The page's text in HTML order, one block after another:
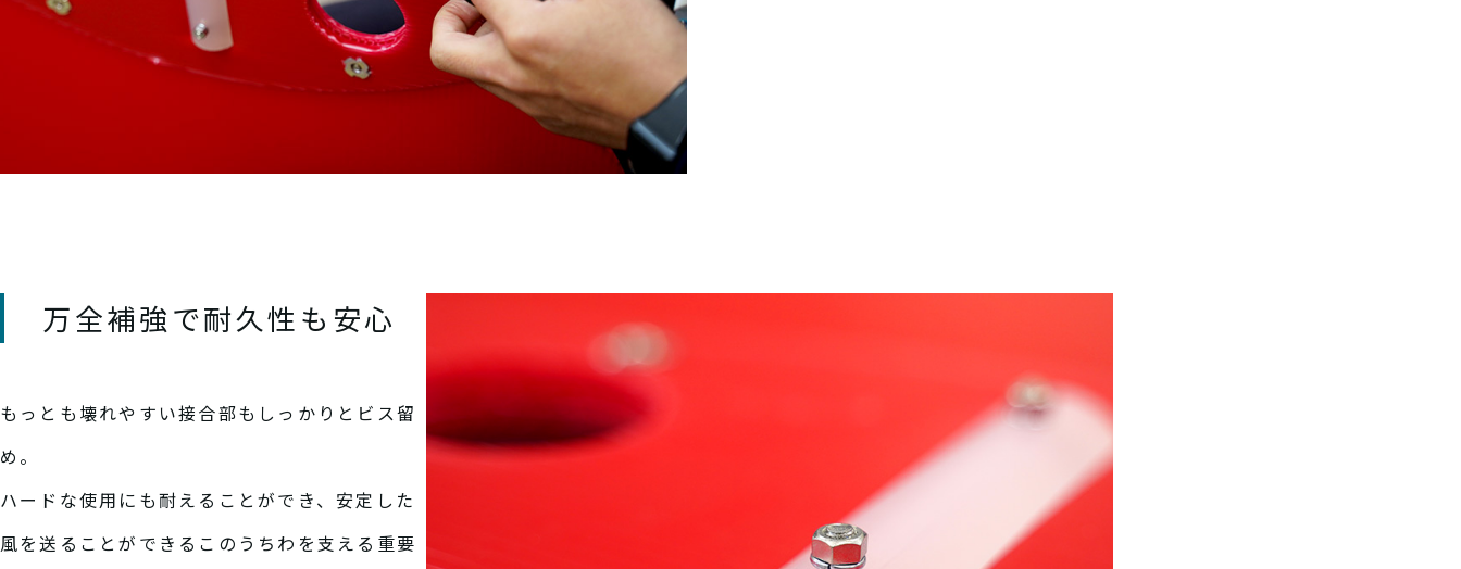
万全補強で耐久性も安心
もっとも壊れやすい接合部もしっかりとビス留
め。
ハードな使用にも耐えることができ、安定した
風を送ることができるこのうちわを支える重要